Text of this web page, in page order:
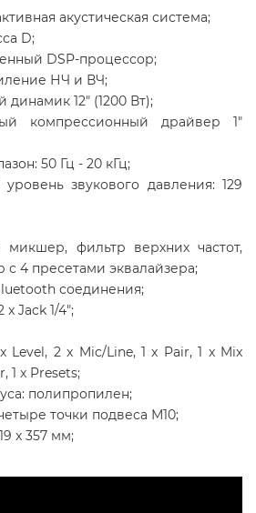
акустическая система;
D;
DSP-процессор;
НЧ и ВЧ;
динамик 12" (1200 Вт);
компрессионный драйвер 1"
50 Гц - 20 кГц;
звукового давления: 129
микшер, фильтр верхних частот,
с 4 пресетами эквалайзера;
соединения;
x Jack 1/4";
Level, 2 x Mic/Line, 1 x Pair, 1 x Mix
1 x Presets;
полипропилен;
точки подвеса М10;
x 357 мм;